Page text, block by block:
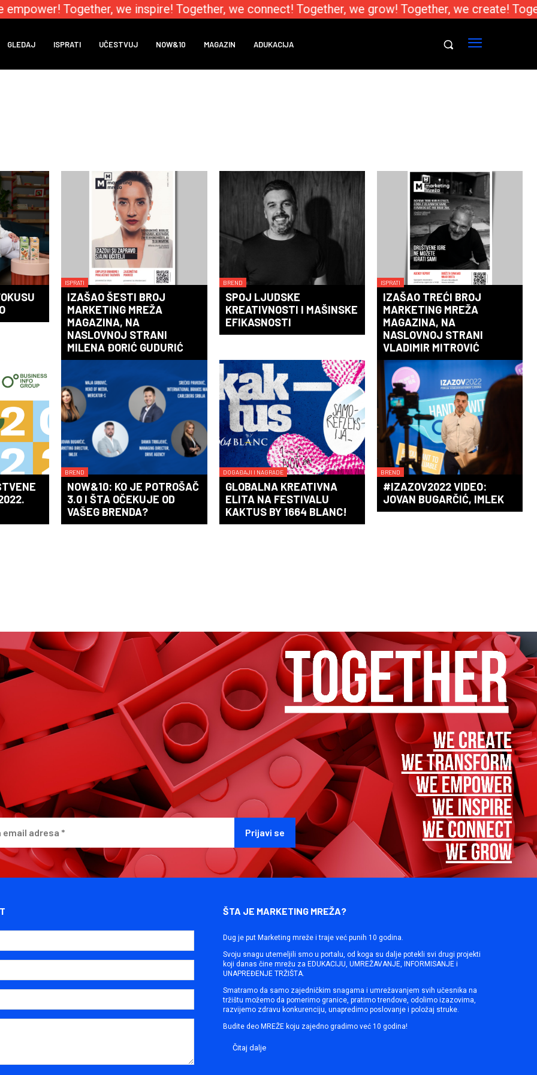
Together, we inspire! Together, we connect! Together, we grow! Together, we create!
GLEDAJ ISPRATI UČESTVUJ NOW&10 MAGAZIN ADUKACIJA
ISPRATI
IZAŠAO ŠESTI BROJ
MARKETING MREŽA
MAGAZINA, NA
NASLOVNOJ STRANI
MILENA ĐORIĆ GUDURIĆ
BREND
SPOJ LJUDSKE
KREATIVNOSTI I MAŠINSKE
EFIKASNOSTI
ISPRATI
IZAŠAO TREĆI BROJ
MARKETING MREŽA
MAGAZINA, NA
NASLOVNOJ STRANI
VLADIMIR MITROVIĆ
BREND
NOW&10: KO JE POTROŠAČ
3.0 I ŠTA OČEKUJE OD
VAŠEG BRENDA?
DOGAĐAJI I NAGRADE
GLOBALNA KREATIVNA
ELITA NA FESTIVALU
KAKTUS BY 1664 BLANC!
BREND
#IZAZOV2022 VIDEO:
JOVAN BUGARČIĆ, IMLEK
ŠTA JE MARKETING MREŽA?
Dug je put Marketing mreže i traje već punih 10 godina.
Svoju snagu utemeljili smo u portalu, od koga su dalje potekli svi drugi projekti
koji danas čine mrežu za EDUKACIJU, UMREŽAVANJE, INFORMISANJE i
UNAPREĐENJE TRŽIŠTA.
Smatramo da samo zajedničkim snagama i umrežavanjem svih učesnika na
tržištu možemo da pomerimo granice, pratimo trendove, odolimo izazovima,
razvijemo zdravu konkurenciju, unapredimo poslovanje i položaj struke.
Budite deo MREŽE koju zajedno gradimo već 10 godina!
Čitaj dalje